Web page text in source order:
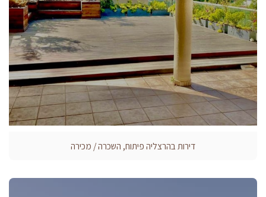
דירות בהרצליה פיתוח, השכרה / מכירה